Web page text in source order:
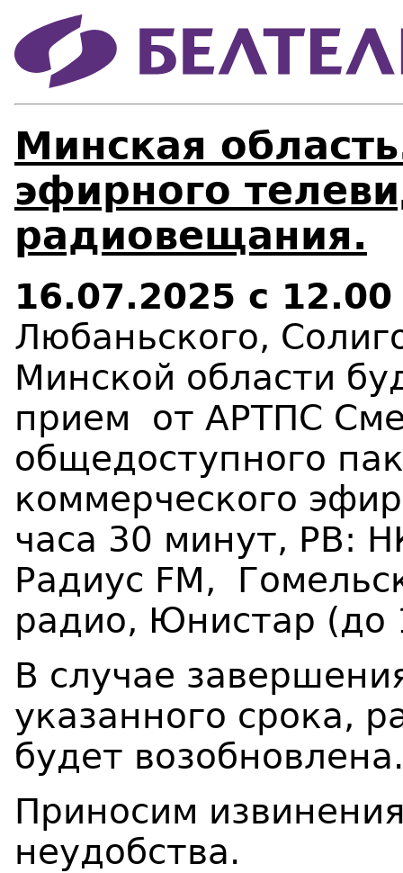
Минская
эфирного
радиовещания.
16.07.2025 с
Любаньского,
Минской области
прием
от АРТПС
общедоступного
коммерческого
часа 30 минут, РВ:
Радиус FM,
радио, Юнистар (до
В случае
указанного срока,
будет возобновлена.
Приносим
неудобства.